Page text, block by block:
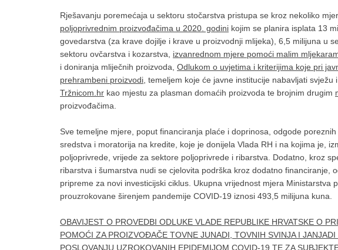
Rješavanju poremećaja u sektoru stočarstva pristupa se kroz nekoliko
poljoprivrednim proizvođačima u 2020. godini kojim se planira isplata 13
govedarstva (za krave dojilje i krave u proizvodnji mlijeka), 6,5 milijuna u
sektoru ovčarstva i kozarstva, izvanrednom mjere pomoći malim
i doniranja mliječnih proizvoda, Odlukom o uvjetima i kriterijima koje pri
prehrambeni proizvodi , temeljem koje će javne institucije nabavljati
Tržnicom.hr kao mjestu za plasman domaćih proizvoda te brojnim drugim
proizvođačima.
Sve temeljne mjere, poput financiranja plaće i doprinosa, odgode
sredstva i moratorija na kredite, koje je donijela Vlada RH i na kojima je,
poljoprivrede, vrijede za sektore poljoprivrede i ribarstva. Dodatno, kroz
ribarstva i šumarstva nudi se cjelovita podrška kroz dodatno financiranje,
pripreme za novi investicijski ciklus. Ukupna vrijednost mjera Ministarstva
prouzrokovane širenjem pandemije COVID-19 iznosi 493,5 milijuna kuna.
OBAVIJEST O PROVEDBI ODLUKE VLADE REPUBLIKE HRVATSKE O
POMOĆI ZA PROIZVOĐAČE TOVNE JUNADI, TOVNIH SVINJA I
POSLOVANJU UZROKOVANIH EPIDEMIJOM COVID-19 TE ZA